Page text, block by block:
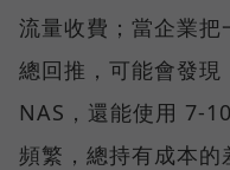
流量收費；當企業把
總回推，可能會發
NAS，還能使用 7-
頻繁，總持有成本的